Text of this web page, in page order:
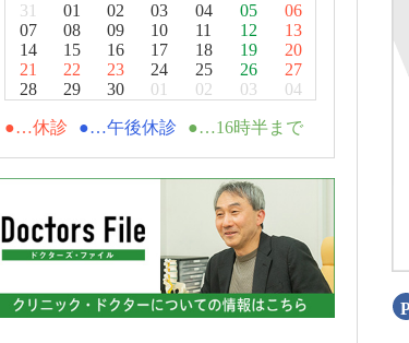
31
01 02 03 04 05
06
07
08 09 10 11 12
13
14
15 16 17 18 19
20
21
22 23 24 25 26
27
28
29 30 01 02 03 04
休診 午後休診 16時半まで